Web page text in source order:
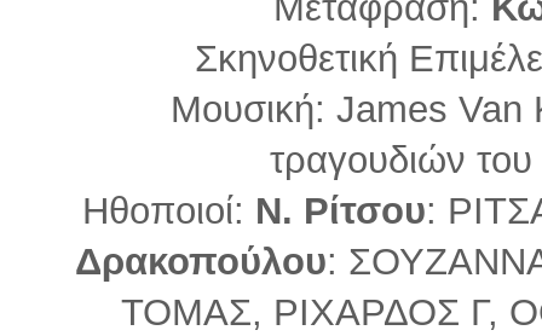
Σκηνοθετική
Μουσική: James Van
τραγουδιών
Ηθοποιοί: N. Ρίτσου:
Δρακοπούλου:
ΤΟΜΑΣ, ΡΙΧΑΡΔΟΣ Γ,